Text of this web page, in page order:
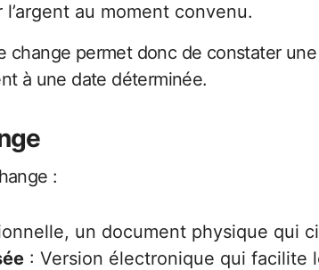
au moment convenu.
change permet donc de constater
à une date déterminée.
:
un document physique qui
: Version électronique qui facilite